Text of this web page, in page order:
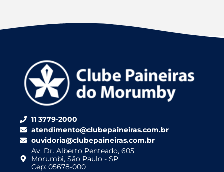
11 3779-2000
atendimento@clubepaineiras.com.br
ouvidoria@clubepaineiras.com.br
Av. Dr. Alberto Penteado, 605
Morumbi, São Paulo - SP
Cep: 05678-000